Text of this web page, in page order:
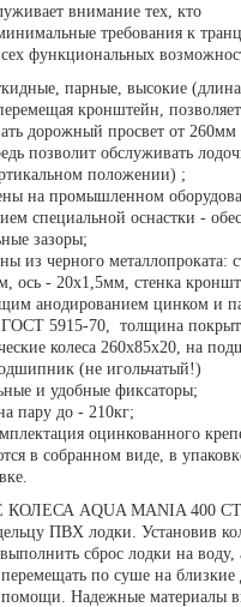
внимание тех, кто
требования к
функциональных
парные, высокие
кронштейн, позволяет
дорожный просвет от
позволит обслуживать
положении) ;
на промышленном
специальной оснастки -
зазоры;
из черного металлопроката:
ось - 20х1,5мм, стенка
анодированием цинком и
ГОСТ 5915-70, толщина
колеса 260х85х20, на
(не игольчатый!)
и удобные фиксаторы;
пару до - 210кг;
оцинкованного
в собранном виде, в
AQUA MANIA 400
ПВХ лодки. Установив
сброс лодки на воду,
по суше на близкие
Надежные материалы